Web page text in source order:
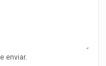
enviar.